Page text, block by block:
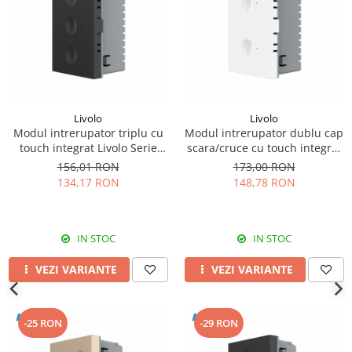
Livolo
Modul intrerupator triplu cu
touch integrat Livolo Serie
noua standard Italian
156,01 RON
134,17 RON
IN STOC
VEZI VARIANTE
Livolo
Modul intrerupator dublu cap
scara/cruce cu touch integrat
Livolo Serie noua standard
Italian
173,00 RON
148,78 RON
IN STOC
VEZI VARIANTE
-25 RON -29 RON